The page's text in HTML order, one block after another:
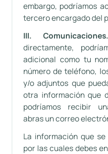
embargo, podríamos
tercero encargado del
III. Comunicaciones.
directamente,
adicional como tu
número de teléfono,
y/o adjuntos que
otra información que
podríamos recibir
abras un correo
La información que
por las cuales debes